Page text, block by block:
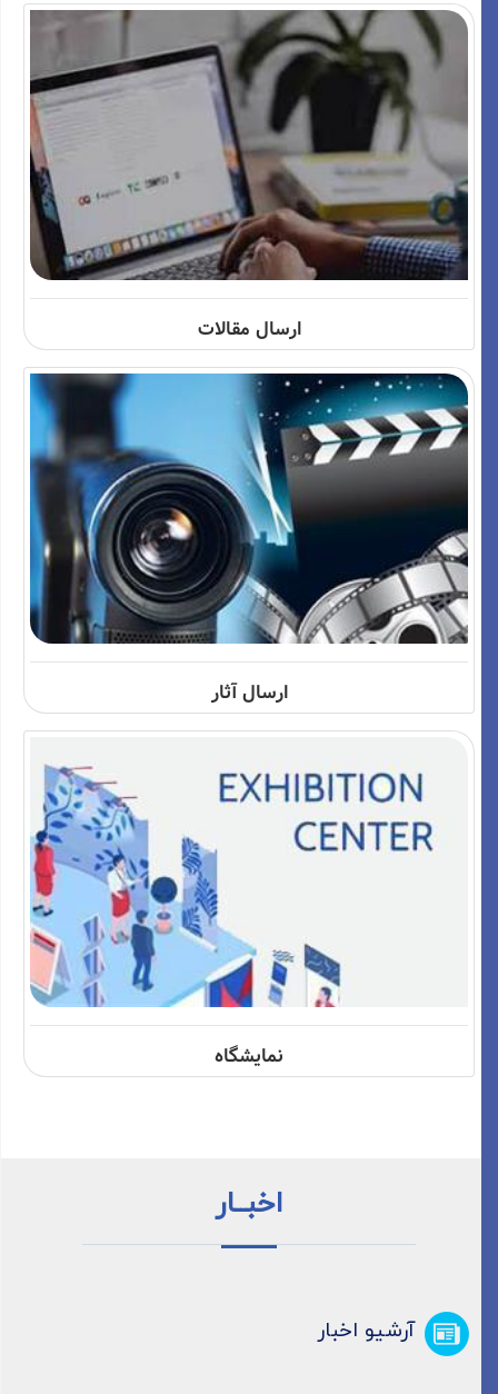
ارسال مقالات
ارسال آثار
نمایشگاه
اخبــار
آرشیو اخبار